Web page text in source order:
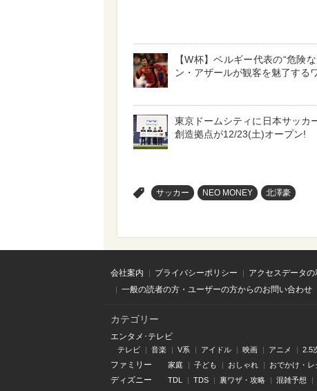
【W杯】ベルギー代表の“危険
ン・アザールが観客を魅了する
東京ドームシティに日本サッカ
創造拠点が12/23(土)オープン!
サッカー NEO MONEY 北澤豪
会社案内 プライバシーポリシー アクセスデータ
一般の読者の方・ユーザーの方からのお問い合わせ
カテゴリー
エンタメ･テレビ
テレビ 音楽 V系 アイドル 映画 アニメ 2.5
ファミリー 家庭 子ども おしゃれ おでかけ・レ
ディズニー TDL TDS 裏ワザ・攻略 混雑予想